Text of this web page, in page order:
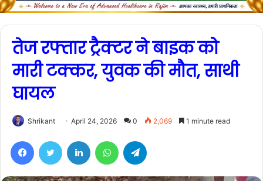
तेज रफ्तार ट्रैक्टर ने बाइक को
मारी टक्कर, युवक की मौत, साथी
घायल
Shrikant April 24, 2026 0 2,069 1 minute read